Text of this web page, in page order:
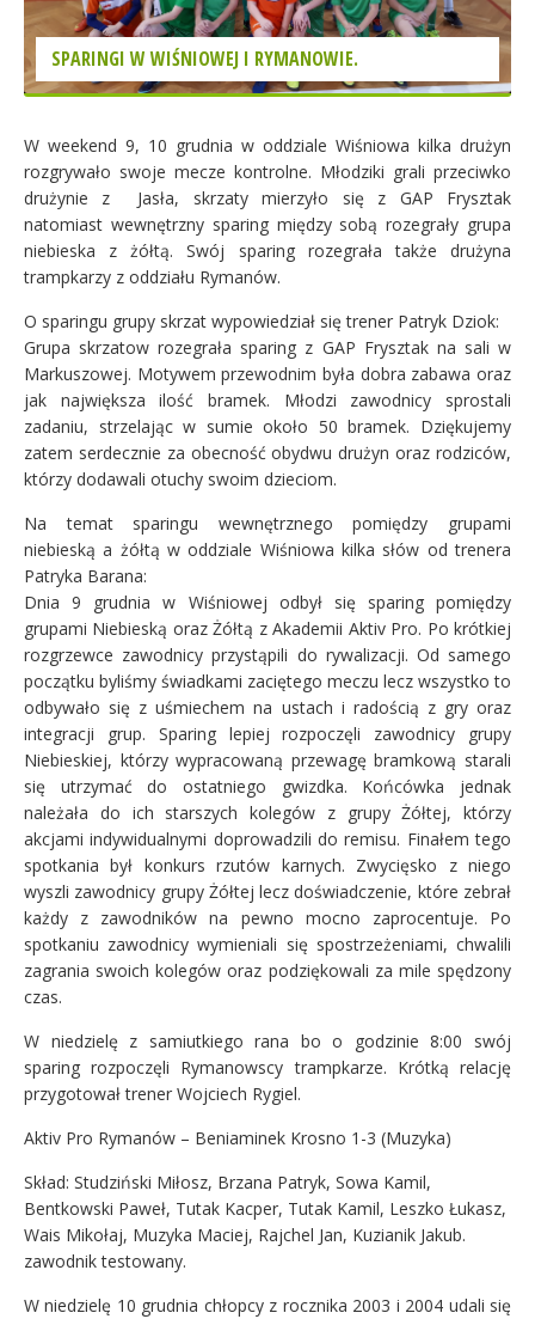
SPARINGI W WIŚNIOWEJ I RYMANOWIE.
W weekend 9, 10 grudnia w oddziale Wiśniowa kilka drużyn
rozgrywało swoje mecze kontrolne. Młodziki grali przeciwko
drużynie z Jasła, skrzaty mierzyło się z GAP Frysztak
natomiast wewnętrzny sparing między sobą rozegrały grupa
niebieska z żółtą. Swój sparing rozegrała także drużyna
trampkarzy z oddziału Rymanów.
O sparingu grupy skrzat wypowiedział się trener Patryk Dziok:
Grupa skrzatow rozegrała sparing z GAP Frysztak na sali w
Markuszowej. Motywem przewodnim była dobra zabawa oraz
jak największa ilość bramek. Młodzi zawodnicy sprostali
zadaniu, strzelając w sumie około 50 bramek. Dziękujemy
zatem serdecznie za obecność obydwu drużyn oraz rodziców,
którzy dodawali otuchy swoim dzieciom.
Na temat sparingu wewnętrznego pomiędzy grupami
niebieską a żółtą w oddziale Wiśniowa kilka słów od trenera
Patryka Barana:
Dnia 9 grudnia w Wiśniowej odbył się sparing pomiędzy
grupami Niebieską oraz Żółtą z Akademii Aktiv Pro. Po krótkiej
rozgrzewce zawodnicy przystąpili do rywalizacji. Od samego
początku byliśmy świadkami zaciętego meczu lecz wszystko to
odbywało się z uśmiechem na ustach i radością z gry oraz
integracji grup. Sparing lepiej rozpoczęli zawodnicy grupy
Niebieskiej, którzy wypracowaną przewagę bramkową starali
się utrzymać do ostatniego gwizdka. Końcówka jednak
należała do ich starszych kolegów z grupy Żółtej, którzy
akcjami indywidualnymi doprowadzili do remisu. Finałem tego
spotkania był konkurs rzutów karnych. Zwycięsko z niego
wyszli zawodnicy grupy Żółtej lecz doświadczenie, które zebrał
każdy z zawodników na pewno mocno zaprocentuje. Po
spotkaniu zawodnicy wymieniali się spostrzeżeniami, chwalili
zagrania swoich kolegów oraz podziękowali za mile spędzony
czas.
W niedzielę z samiutkiego rana bo o godzinie 8:00 swój
sparing rozpoczęli Rymanowscy trampkarze. Krótką relację
przygotował trener Wojciech Rygiel.
Aktiv Pro Rymanów – Beniaminek Krosno 1-3 (Muzyka)
Skład: Studziński Miłosz, Brzana Patryk, Sowa Kamil,
Bentkowski Paweł, Tutak Kacper, Tutak Kamil, Leszko Łukasz,
Wais Mikołaj, Muzyka Maciej, Rajchel Jan, Kuzianik Jakub.
zawodnik testowany.
W niedzielę 10 grudnia chłopcy z rocznika 2003 i 2004 udali się